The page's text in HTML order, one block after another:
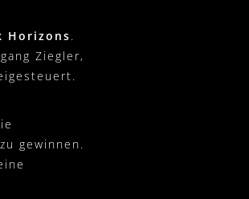
Horizons.
Ziegler,
gewinnen.